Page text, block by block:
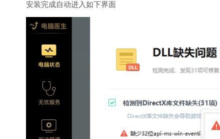
安装完成自动进入如下界面